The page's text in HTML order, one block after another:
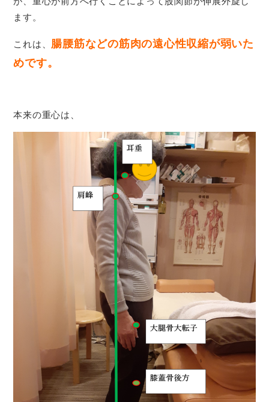
ます。
これは、 腸腰筋などの筋肉の遠心性収縮が弱いた
めです。
本来の重心は、